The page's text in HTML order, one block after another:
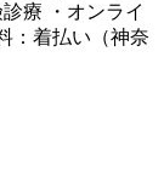
療 ・オンライ
：着払い（神奈